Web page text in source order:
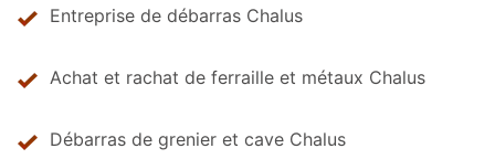
Entreprise de débarras Chalus
Achat et rachat de ferraille et métaux Chalus
Débarras de grenier et cave Chalus